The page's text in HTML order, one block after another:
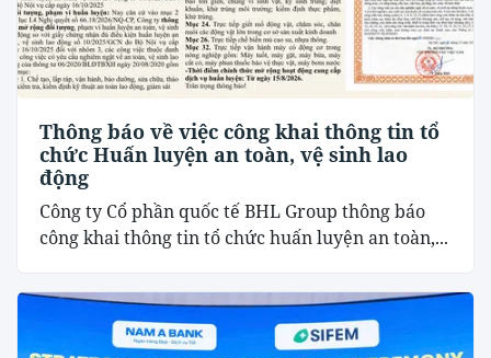
Thông báo về việc công khai thông tin tổ
chức Huấn luyện an toàn, vệ sinh lao
động
Công ty Cổ phần quốc tế BHL Group thông báo
công khai thông tin tổ chức huấn luyện an toàn,...